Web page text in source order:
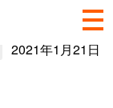
2021年1月21日